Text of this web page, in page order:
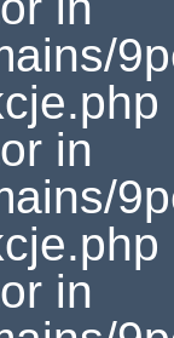
in
in